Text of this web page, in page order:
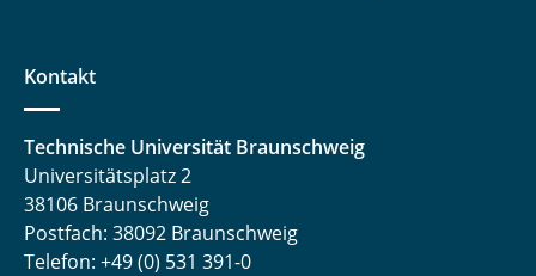
Kontakt
Technische Universität Braunschweig
Universitätsplatz 2
38106 Braunschweig
Postfach: 38092 Braunschweig
Telefon: +49 (0) 531 391-0